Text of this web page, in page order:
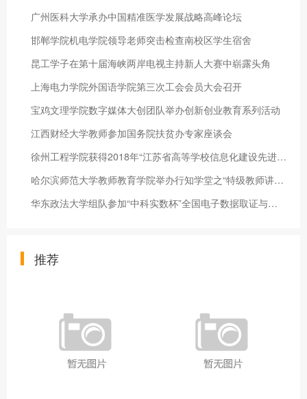
广州医科大学承办中国精准医学发展战略高峰论坛
邯郸学院机电学院领导老师突击检查南校区学生宿舍
昆工学子在第十届海峡两岸电视主持新人大赛中崭露头角
上海电力学院外国语学院第三次工会会员大会召开
宝鸡文理学院数字媒体大创团队举办创新创业教育系列活动
江西财经大学教师参加国务院扶贫办专家座谈会
徐州工程学院获得2018年“江苏省高等学校信息化建设先进集体”荣
哈尔滨师范大学教师教育学院举办行知学堂之“特级教师讲坛”活动
华东政法大学组队参加“中科实数杯”全国电子数据取证与司法鉴定
推荐